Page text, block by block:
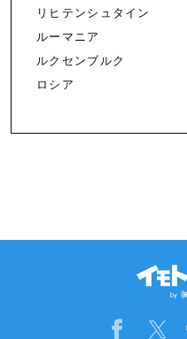
リヒテンシュタイン
ルーマニア
ルクセンブルク
ロシア